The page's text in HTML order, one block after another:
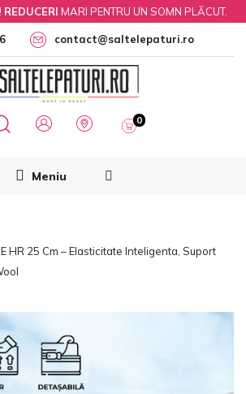
REDUCERI MARI PENTRU UN SOMN PLĂCUT.
contact@saltelepaturi.ro
0
Meniu
HR 25 Cm – Elasticitate Inteligenta, Suport